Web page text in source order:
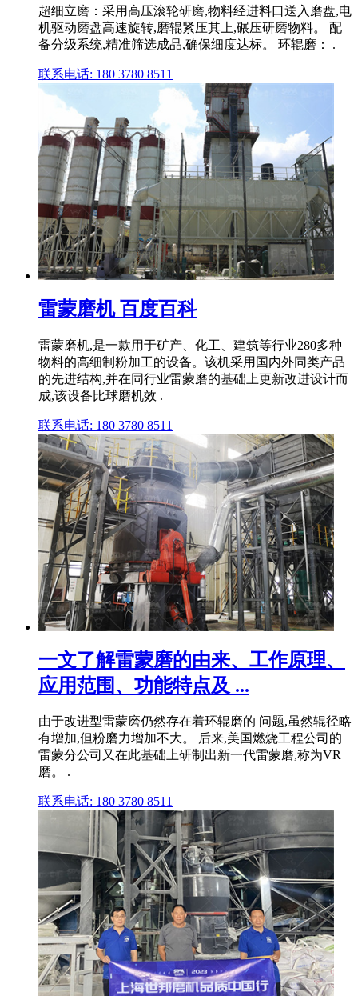
超细立磨：采用高压滚轮研磨,物料经进料口送入磨盘,电
机驱动磨盘高速旋转,磨辊紧压其上,碾压研磨物料。 配
备分级系统,精准筛选成品,确保细度达标。 环辊磨： .
联系电话: 180 3780 8511
雷蒙磨机 百度百科
雷蒙磨机,是一款用于矿产、化工、建筑等行业280多种
物料的高细制粉加工的设备。该机采用国内外同类产品
的先进结构,并在同行业雷蒙磨的基础上更新改进设计而
成,该设备比球磨机效 .
联系电话: 180 3780 8511
一文了解雷蒙磨的由来、工作原理、
应用范围、功能特点及 ...
由于改进型雷蒙磨仍然存在着环辊磨的 问题,虽然辊径略
有增加,但粉磨力增加不大。 后来,美国燃烧工程公司的
雷蒙分公司又在此基础上研制出新一代雷蒙磨,称为VR
磨。 .
联系电话: 180 3780 8511